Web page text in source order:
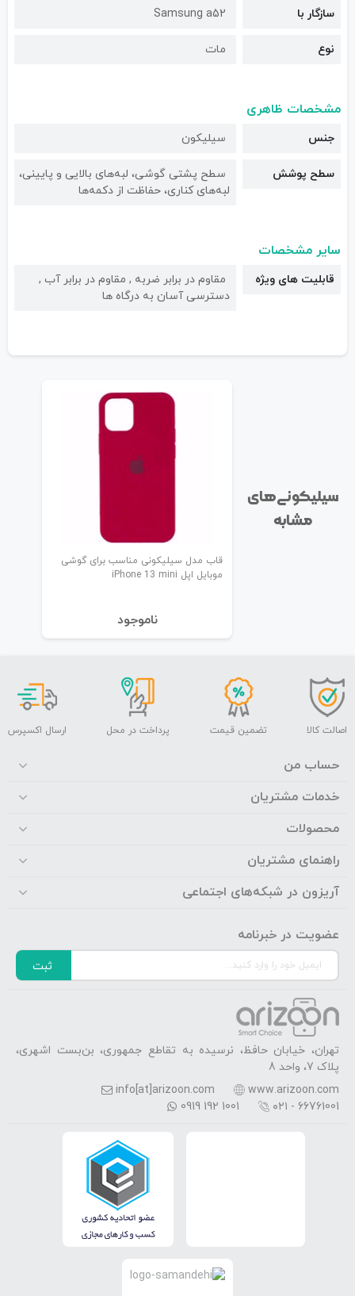
سازگار با Samsung a52
نوع مات
مشخصات ظاهری
جنس سیلیکون
سطح پوشش
سطح پشتی گوشی، لبه‌های بالایی و پایینی،
لبه‌های کناری، حفاظت از دکمه‌ها
سایر مشخصات
قابلیت های ویژه
مقاوم در برابر ضربه , مقاوم در برابر آب ,
دسترسی آسان به درگاه ها
سیلیکونی‌های
مشابه
قاب مدل سیلیکونی مناسب برای گوشی
موبایل اپل iPhone 13 mini
نا‌موجود
اصالت کالا تضمین قیمت پرداخت در محل ارسال اکسپرس
حساب من
خدمات مشتریان
محصولات
راهنمای مشتریان
آریزون در شبکه‌های اجتماعی
عضویت در خبرنامه
ثبت
تهران، خیابان حافظ، نرسیده به تقاطع جمهوری، بن‌بست اشهری،
پلاک 7، واحد 8
www.arizoon.com
info[at]arizoon.com
۰۲۱ - 66761001
0919 192 1001